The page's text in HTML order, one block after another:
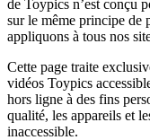
de Toypics n’est conçu
sur le même principe de
appliquons à tous nos
Cette page traite
vidéos Toypics
hors ligne à des fins
qualité, les appareils et
inaccessible.